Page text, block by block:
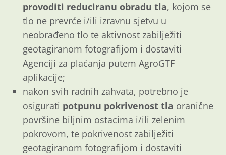
provoditi reduciranu obradu tla, kojom se
tlo ne prevrće i/ili izravnu sjetvu u
neobrađeno tlo te aktivnost zabilježiti
geotagiranom fotografijom i dostaviti
Agenciji za plaćanja putem AgroGTF
aplikacije;
nakon svih radnih zahvata, potrebno je
osigurati potpunu pokrivenost tla oranične
površine biljnim ostacima i/ili zelenim
pokrovom, te pokrivenost zabilježiti
geotagiranom fotografijom i dostaviti